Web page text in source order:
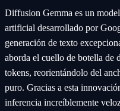
Diffusion Gemma es un
artificial desarrollado por
generación de texto
aborda el cuello de botella de
tokens, reorientándolo del
puro. Gracias a esta
inferencia increíblemente